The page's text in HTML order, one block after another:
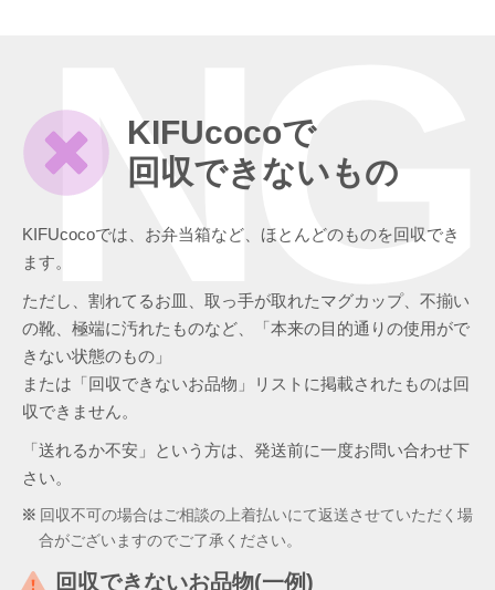
KIFUcocoで
回収できないもの
KIFUcocoでは、お弁当箱など、ほとんどのものを回収でき
ます。
ただし、割れてるお皿、取っ手が取れたマグカップ、不揃い
の靴、極端に汚れたものなど、「本来の目的通りの使用がで
きない状態のもの」
または「回収できないお品物」リストに掲載されたものは回
収できません。
「送れるか不安」という方は、発送前に一度お問い合わせ下
さい。
回収不可の場合はご相談の上着払いにて返送させていただく場
合がございますのでご了承ください。
回収できないお品物(一例)
NG